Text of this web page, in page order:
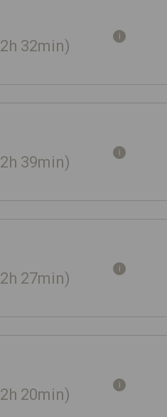
2h 32min
2h 39min
2h 27min
2h 20min